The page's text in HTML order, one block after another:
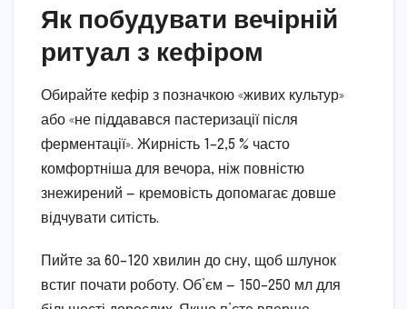
Як побудувати вечірній
ритуал з кефіром
Обирайте кефір з позначкою «живих культур»
або «не піддавався пастеризації після
ферментації». Жирність 1–2,5 % часто
комфортніша для вечора, ніж повністю
знежирений — кремовість допомагає довше
відчувати ситість.
Пийте за 60–120 хвилин до сну, щоб шлунок
встиг почати роботу. Об’єм — 150–250 мл для